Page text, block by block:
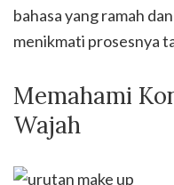
bahasa yang ramah
menikmati prosesnya
Memahami
Wajah